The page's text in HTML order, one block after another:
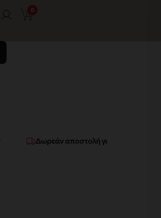
0
Δωρεάν αποστολή για αγορές άνω των